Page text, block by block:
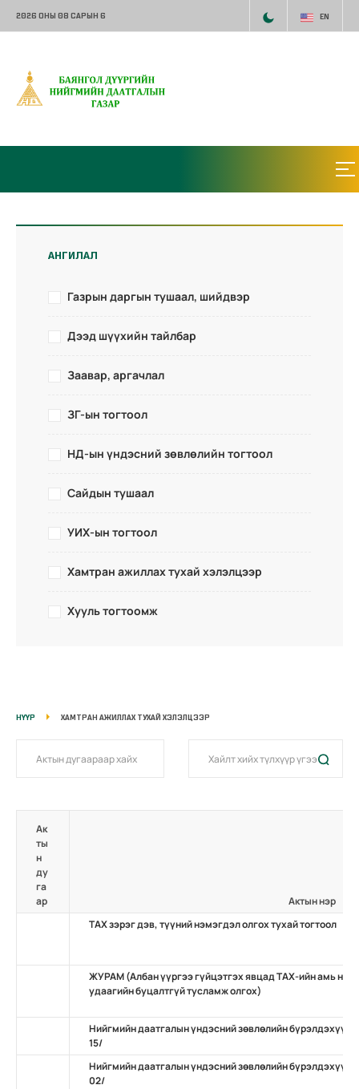
2026 ОНЫ 08 САРЫН 6 EN
АНГИЛАЛ
Газрын даргын тушаал, шийдвэр
Дээд шүүхийн тайлбар
Заавар, аргачлал
ЗГ-ын тогтоол
НД-ын үндэсний зөвлөлийн тогтоол
Сайдын тушаал
УИХ-ын тогтоол
Хамтран ажиллах тухай хэлэлцээр
Хууль тогтоомж
НҮҮР ХАМТРАН АЖИЛЛАХ ТУХАЙ ХЭЛЭЛЦЭЭР
Ак
ты
н
ду
га
ар
Актын нэр
ТАХ зэрэг дэв, түүний нэмэгдэл олгох тухай тогтоол
ЖУРАМ (Албан үүргээ гүйцэтгэх явцад TAХ-ийн амь нас
удаагийн буцалтгүй тусламж олгох)
Нийгмийн даатгалын үндэсний зөвлөлийн
15/
Нийгмийн даатгалын үндэсний зөвлөлийн
02/